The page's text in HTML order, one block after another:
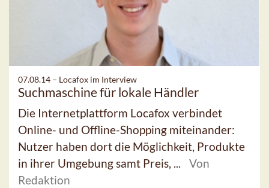
07.08.14 – Locafox im Interview
Suchmaschine für lokale Händler
Die Internetplattform Locafox verbindet
Online- und Offline-Shopping miteinander:
Nutzer haben dort die Möglichkeit, Produkte
in ihrer Umgebung samt Preis, ...
Von
Redaktion